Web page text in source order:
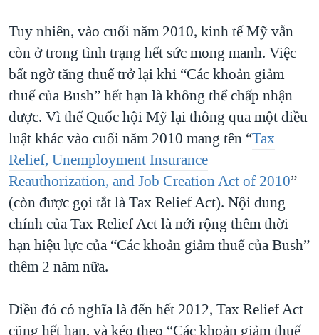
Tuy nhiên, vào cuối năm 2010, kinh tế Mỹ vẫn
còn ở trong tình trạng hết sức mong manh. Việc
bất ngờ tăng thuế trở lại khi “Các khoản giảm
thuế của Bush” hết hạn là không thể chấp nhận
được. Vì thế Quốc hội Mỹ lại thông qua một điều
luật khác vào cuối năm 2010 mang tên “Tax
Relief, Unemployment Insurance
Reauthorization, and Job Creation Act of 2010”
(còn được gọi tắt là Tax Relief Act). Nội dung
chính của Tax Relief Act là nới rộng thêm thời
hạn hiệu lực của “Các khoản giảm thuế của Bush”
thêm 2 năm nữa.
Điều đó có nghĩa là đến hết 2012, Tax Relief Act
cũng hết hạn, và kéo theo “Các khoản giảm thuế